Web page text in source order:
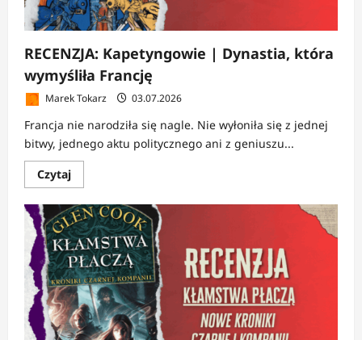
RECENZJA: Kapetyngowie | Dynastia, która
wymyśliła Francję
Marek Tokarz 03.07.2026
Francja nie narodziła się nagle. Nie wyłoniła się z jednej
bitwy, jednego aktu politycznego ani z geniuszu...
CzytajDowiedz
się
o
RECENZJA:
Kapetyngowie
|
Dynastia,
która
wymyśliła
Francję